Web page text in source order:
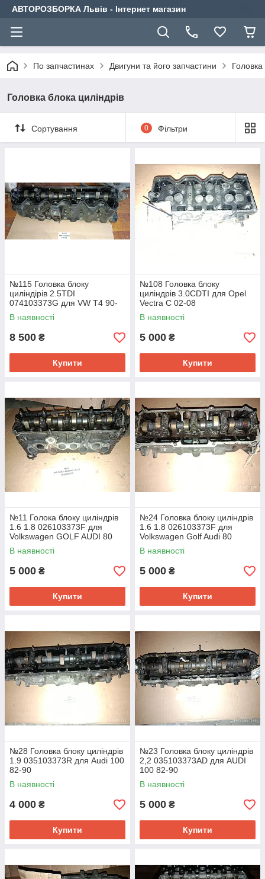
АВТОРОЗБОРКА Львів - Інтернет магазин
По запчастинах Двигуни та його запчастини Головка
Головка блока циліндрів
Сортування 0 Фільтри
№115 Головка блоку
циліндірів 2.5TDI
074103373G для VW T4 90-
03
В наявності
8 500 ₴
Купити
№108 Головка блоку
циліндрів 3.0CDTI для Opel
Vectra C 02-08
В наявності
5 000 ₴
Купити
№11 Голока блоку циліндрів
1.6 1.8 026103373F для
Volkswagen GOLF AUDI 80
В наявності
5 000 ₴
Купити
№24 Головка блоку циліндрів
1.6 1.8 026103373F для
Volkswagen Golf Audi 80
В наявності
5 000 ₴
Купити
№28 Головка блоку циліндрів
1.9 035103373R для Audi 100
82-90
В наявності
4 000 ₴
Купити
№23 Головка блоку циліндрів
2,2 035103373AD для AUDI
100 82-90
В наявності
5 000 ₴
Купити